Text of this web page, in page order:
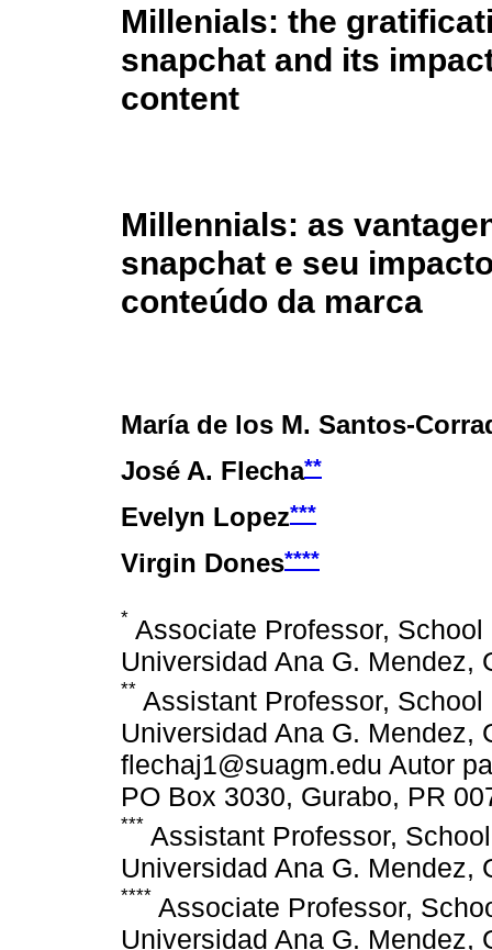
Millenials: the
snapchat and its
content
Millennials: as
snapchat e seu
conteúdo da marca
María de los M. Santos-
José A. Flecha**
Evelyn Lopez***
Virgin Dones****
* Associate Professor,
Universidad Ana G. Mendez,
** Assistant Professor,
Universidad Ana G. Mendez,
flechaj1@suagm.edu Autor
PO Box 3030, Gurabo, PR
*** Assistant Professor,
Universidad Ana G. Mendez,
**** Associate Professor,
Universidad Ana G. Mendez,